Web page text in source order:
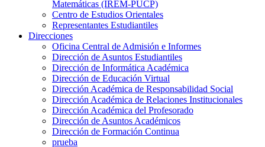
Matemáticas (IREM-PUCP)
Centro de Estudios Orientales
Representantes Estudiantiles
Direcciones
Oficina Central de Admisión e Informes
Dirección de Asuntos Estudiantiles
Dirección de Informática Académica
Dirección de Educación Virtual
Dirección Académica de Responsabilidad Social
Dirección Académica de Relaciones Institucionales
Dirección Académica del Profesorado
Dirección de Asuntos Académicos
Dirección de Formación Continua
prueba